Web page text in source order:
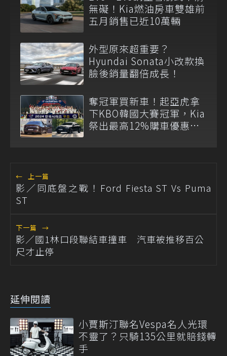
無礙！Kia燃油房車雙雄前
五月銷售已近10萬輛
外型原來超重要？
Hyundai Sonata小改款換
臉後銷量翻倍成長！
奪冠軍買新車！起亞虎拿
下KBO韓國大賽冠軍，Kia
祭出最高12%購車優惠共
← 上一篇
影／同底盤之戰！Ford Fiesta ST Vs Puma
ST
下一篇 →
影／國1林口段聯結車撞車 汽車被推移百公
尺才止停
延伸閱讀
小賈斯汀聯名Vespa名人光環
不靈了？只騎135公里就賠錢轉
手